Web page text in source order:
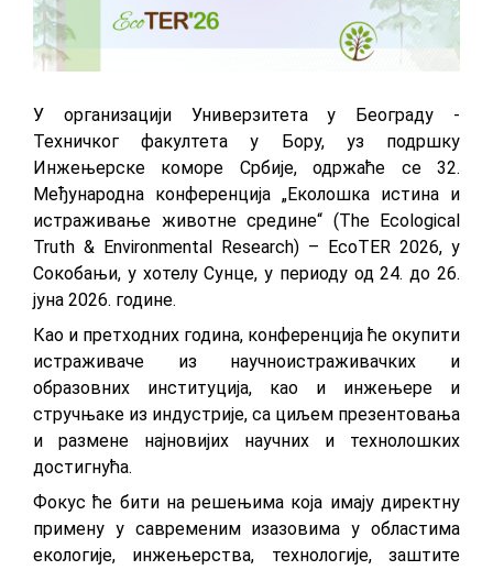
У организацији Универзитета у Београду -
Техничког факултета у Бору, уз подршку
Инжењерске коморе Србије, одржаће се 32.
Међународна конференција „Еколошка истина и
истраживање животне средине“ (The Ecological
Truth & Environmental Research) – EcoTER 2026, у
Сокобањи, у хотелу Сунце, у периоду од 24. до 26.
јуна 2026. године.
Као и претходних година, конференција ће окупити
истраживаче из научноистраживачких и
образовних институција, као и инжењере и
стручњаке из индустрије, са циљем презентовања
и размене најновијих научних и технолошких
достигнућа.
Фокус ће бити на решењима која имају директну
примену у савременим изазовима у областима
екологије, инжењерства, технологије, заштите